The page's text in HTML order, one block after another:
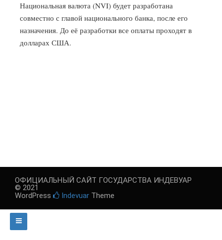
Национальная валюта (NVI) будет разработана
совместно с главой национального банка, после его
назначения. До её разработки все оплаты проходят в
долларах США.
ОФИЦИАЛЬНЫЙ САЙТ ГОСУДАРСТВА ИНДЕВУАР
© 2021
WordPress
Indevuar Theme